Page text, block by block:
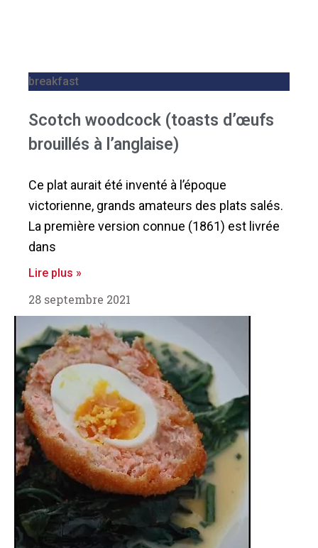
breakfast
Scotch woodcock (toasts d’œufs
brouillés à l’anglaise)
Ce plat aurait été inventé à l’époque
victorienne, grands amateurs des plats salés.
La première version connue (1861) est livrée
dans
Lire plus »
28 septembre 2021